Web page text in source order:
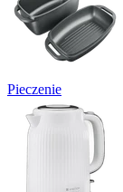
Pieczenie